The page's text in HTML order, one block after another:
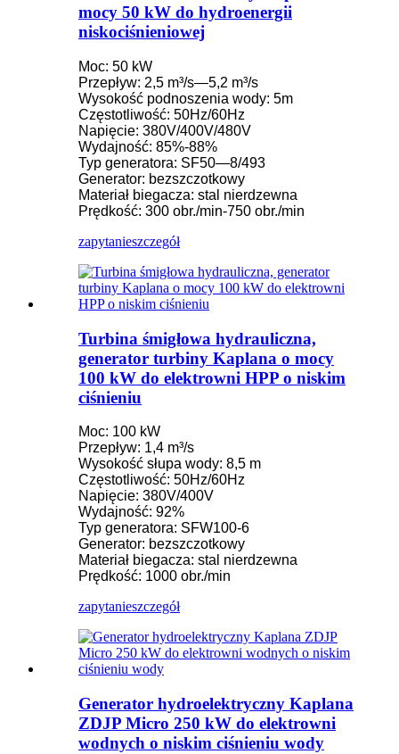
mocy 50 kW do hydroenergii
niskociśnieniowej
Moc: 50 kW
Przepływ: 2,5 m³/s—5,2 m³/s
Wysokość podnoszenia wody: 5m
Częstotliwość: 50Hz/60Hz
Napięcie: 380V/400V/480V
Wydajność: 85%-88%
Typ generatora: SF50—8/493
Generator: bezszczotkowy
Materiał biegacza: stal nierdzewna
Prędkość: 300 obr./min-750 obr./min
zapytanieszczegół
Turbina śmigłowa hydrauliczna,
generator turbiny Kaplana o mocy
100 kW do elektrowni HPP o niskim
ciśnieniu
Moc: 100 kW
Przepływ: 1,4 m³/s
Wysokość słupa wody: 8,5 m
Częstotliwość: 50Hz/60Hz
Napięcie: 380V/400V
Wydajność: 92%
Typ generatora: SFW100-6
Generator: bezszczotkowy
Materiał biegacza: stal nierdzewna
Prędkość: 1000 obr./min
zapytanieszczegół
Generator hydroelektryczny Kaplana
ZDJP Micro 250 kW do elektrowni
wodnych o niskim ciśnieniu wody